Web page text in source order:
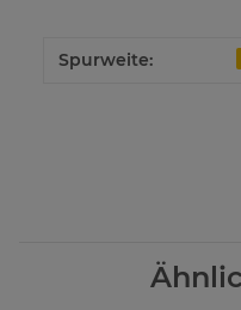
Spurweite: